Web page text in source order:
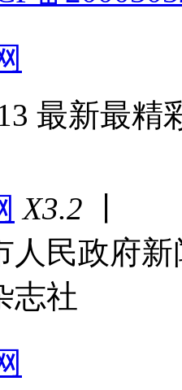
最新最
X3.2
人民政府
志社